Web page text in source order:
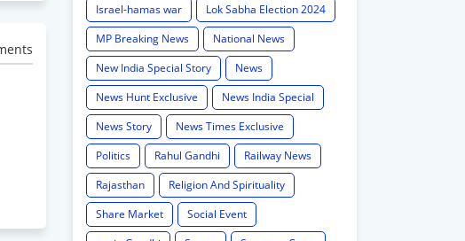
Israel-hamas war
Lok Sabha Election 2024
MP Breaking News
National News
New India Special Story
News
News Hunt Exclusive
News India Special
News Story
News Times Exclusive
Politics
Rahul Gandhi
Railway News
Rajasthan
Religion And Spirituality
Share Market
Social Event